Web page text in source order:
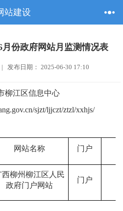
站建设
月份政府网站月监测情况表
发布日期： 2025-06-30 17:10
柳江区信息中心
sjzt/ljjczt/ztzl/xxhjs/
网站名称 门户
西柳州柳江区人民
政府门户网站
门户